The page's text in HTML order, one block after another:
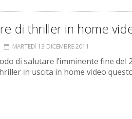
di thriller in home
MARTEDÌ 13 DICEMBRE 2011
di salutare l’imminente fine del
in uscita in home video